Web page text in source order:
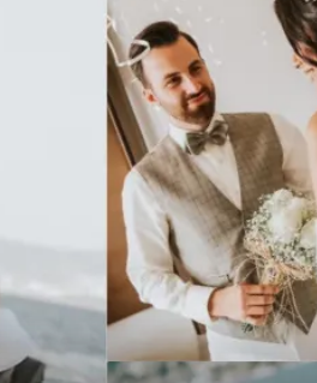
Aksesuar
Blogroll
Hediyelik Eşya
Acil ve İlkyardım